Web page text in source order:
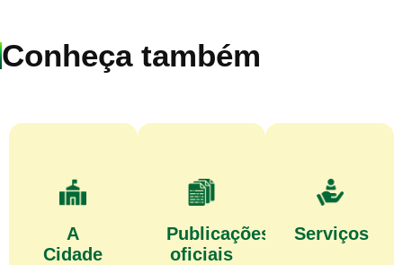
Conheça também
A
Cidade
Publicações
oficiais
Serviços